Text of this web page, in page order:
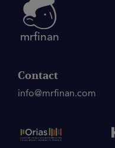
mrfinan
Contact
info@mrfinan.com